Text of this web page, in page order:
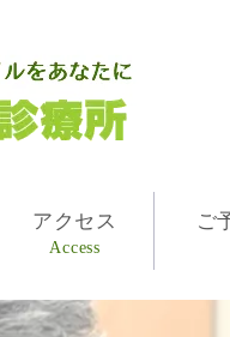
アクセス
Access
ご